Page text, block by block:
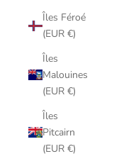
Îles Féroé
(EUR €)
Îles
Malouines
(EUR €)
Îles
Pitcairn
(EUR €)